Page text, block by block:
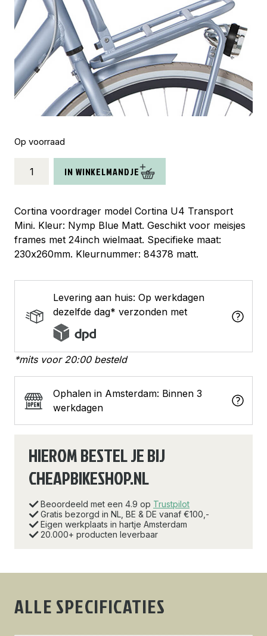
Op voorraad
voordrager
U4
M
nymp
blue
aantal
IN WINKELMANDJE
Cortina voordrager model Cortina U4 Transport
Mini. Kleur: Nymp Blue Matt. Geschikt voor meisjes
frames met 24inch wielmaat. Specifieke maat:
230x260mm. Kleurnummer: 84378 matt.
Levering aan huis: Op werkdagen
dezelfde dag* verzonden met
*mits voor 20:00 besteld
Ophalen in Amsterdam: Binnen 3
werkdagen
HIEROM BESTEL JE BIJ
CHEAPBIKESHOP.NL
Beoordeeld met een 4.9 op Trustpilot
Gratis bezorgd in NL, BE & DE vanaf €100,-
Eigen werkplaats in hartje Amsterdam
20.000+ producten leverbaar
ALLE SPECIFICATIES